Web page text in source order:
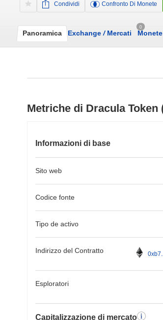
Condividi Confronto Di Monete
Panoramica Exchange /Mercati
0
Metriche di Dracula Token
Informazioni di base
Sito web
Codice fonte
Tipo de activo
Indirizzo del Contratto
Esploratori
Capitalizzazione di mercato